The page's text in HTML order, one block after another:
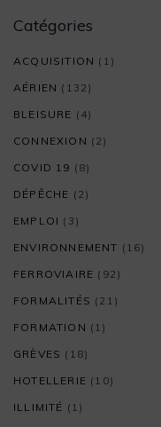
Catégories
ACQUISITION (1)
AÉRIEN (132)
BLEISURE (4)
CONNEXION (2)
COVID 19 (8)
DÉPÊCHE (2)
EMPLOI (3)
ENVIRONNEMENT (16)
FERROVIAIRE (92)
FORMALITÉS (21)
FORMATION (1)
GRÈVES (18)
HOTELLERIE (10)
ILLIMITÉ (1)